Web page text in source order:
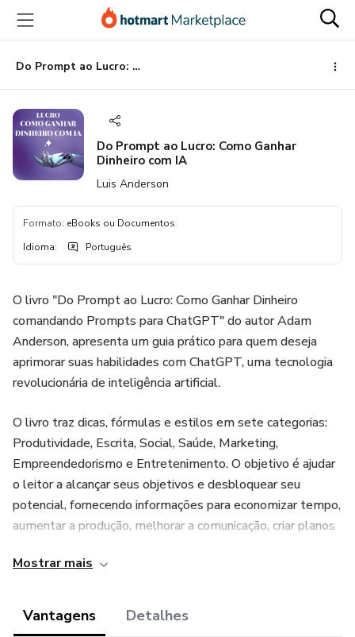
para
conteúdo
principal
para
pagamento
para
rodapé
Do Prompt ao Lucro: Como Ganhar Dinheiro com IA
Do Prompt ao Lucro: Como Ganhar
Dinheiro com IA
Luis Anderson
Formato: eBooks ou Documentos
Idioma: Português
O livro "Do Prompt ao Lucro: Como Ganhar Dinheiro
comandando Prompts para ChatGPT" do autor Adam
Anderson, apresenta um guia prático para quem deseja
aprimorar suas habilidades com ChatGPT, uma tecnologia
revolucionária de inteligência artificial.
O livro traz dicas, fórmulas e estilos em sete categorias:
Produtividade, Escrita, Social, Saúde, Marketing,
Empreendedorismo e Entretenimento. O objetivo é ajudar
o leitor a alcançar seus objetivos e desbloquear seu
potencial, fornecendo informações para economizar tempo,
aumentar a produção, melhorar a comunicação, criar planos
marca, liberar o potencial inovador e, por fim, se divertir.
O autor também enfatiza a importância da privacidade e
transparência ao usar o ChatGPT, orientando o leitor a
Mostrar mais
Vantagens Detalhes